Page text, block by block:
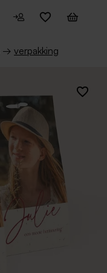
→ verpakking